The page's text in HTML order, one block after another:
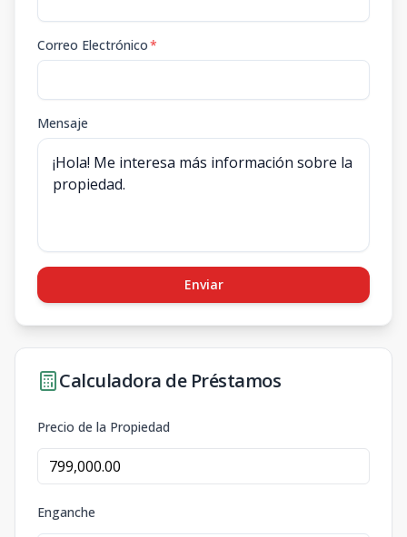
Correo Electrónico*
Mensaje
Enviar
Calculadora de Préstamos
Precio de la Propiedad
Enganche